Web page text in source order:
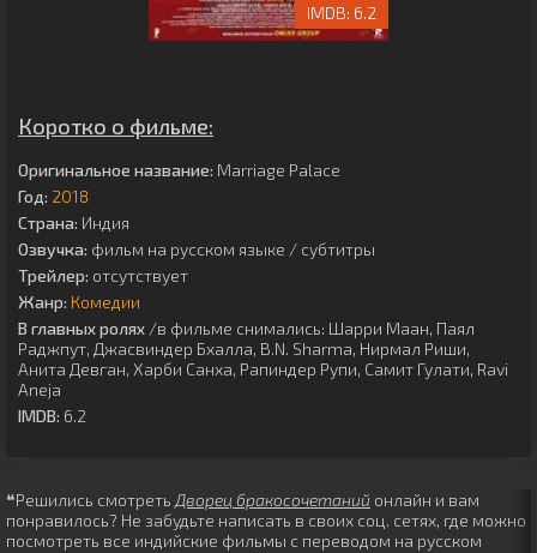
6.2
Коротко о фильме:
Оригинальное название: Marriage Palace
Год: 2018
Страна: Индия
Озвучка: фильм на русском языке / субтитры
Трейлер: отсутствует
Жанр: Комедии
В главных ролях /в фильме снимались: Шарри Маан, Паял
Раджпут, Джасвиндер Бхалла, B.N. Sharma, Нирмал Риши,
Анита Девган, Харби Санха, Рапиндер Рупи, Самит Гулати, Ravi
Aneja
IMDB: 6.2
❝Решились смотреть Дворец бракосочетаний онлайн и вам
понравилось? Не забудьте написать в своих соц. сетях, где можно
посмотреть все индийские фильмы с переводом на русском